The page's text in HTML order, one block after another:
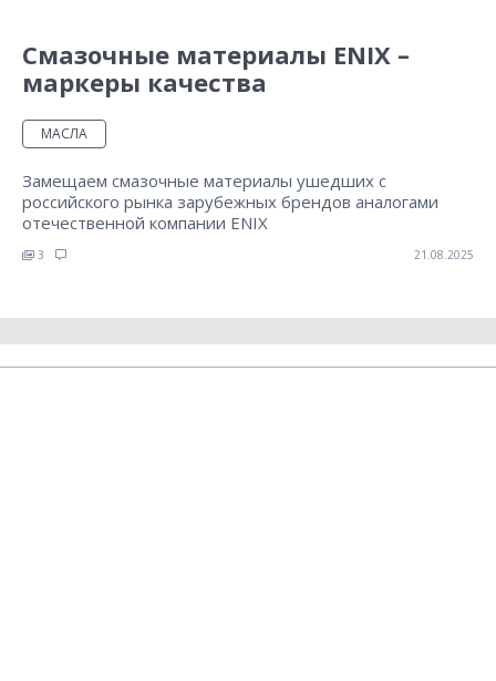
Смазочные материалы ENIX –
маркеры качества
МАСЛА
Замещаем смазочные материалы ушедших с
российского рынка зарубежных брендов аналогами
отечественной компании ENIX
3 21.08.2025